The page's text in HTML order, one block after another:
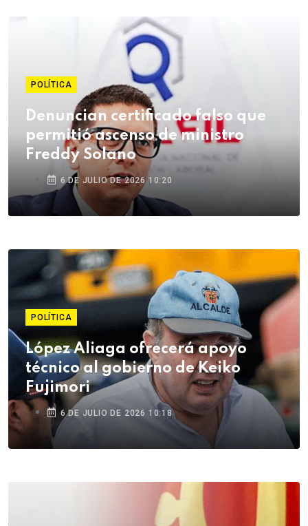
POLÍTICA
Denuncian certificado falso que
permitió ascenso de ministro
Freddy Solano
6 DE JULIO DE 2026 10:20
POLÍTICA
López Aliaga ofrecerá apoyo
técnico al gobierno de Keiko
Fujimori
6 DE JULIO DE 2026 10:18